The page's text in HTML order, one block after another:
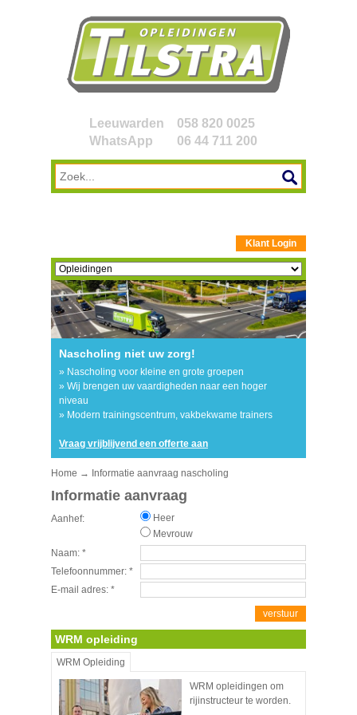
Leeuwarden
058 820 0025
WhatsApp
06 44 711 200
Klant Login
Nascholing niet uw zorg!
» Nascholing voor kleine en grote groepen
» Wij brengen uw vaardigheden naar een hoger
niveau
» Modern trainingscentrum, vakbekwame trainers
Vraag vrijblijvend een offerte aan
Home → Informatie aanvraag nascholing
Informatie aanvraag
Aanhef:
Heer
Mevrouw
Naam: *
Telefoonnummer: *
E-mail adres: *
verstuur
WRM opleiding
WRM opleidingen om
rijinstructeur te worden.
WRM Opleiding